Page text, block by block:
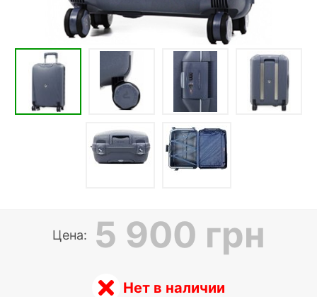
Цена: 5 900 грн
Нет в наличии